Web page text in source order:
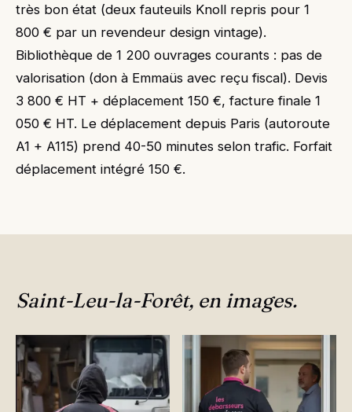
très bon état (deux fauteuils Knoll repris pour 1
800 € par un revendeur design vintage).
Bibliothèque de 1 200 ouvrages courants : pas de
valorisation (don à Emmaüs avec reçu fiscal). Devis
3 800 € HT + déplacement 150 €, facture finale 1
050 € HT. Le déplacement depuis Paris (autoroute
A1 + A115) prend 40-50 minutes selon trafic. Forfait
déplacement intégré 150 €.
Saint-Leu-la-Forêt, en images.